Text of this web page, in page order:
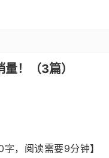
！（3篇）
字，阅读需要9分钟】